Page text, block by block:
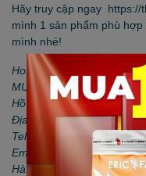
Hãy truy cập ngay https://
mình 1 sản phẩm phù
mình nhé!
Hotline tư vấn:
MUA HÀNG TẠI 3 CHI
Hồ Chí Minh
Địa chỉ: 166 Đinh Tiên
Tel: 02838206067 -
Email:
Hà Nội